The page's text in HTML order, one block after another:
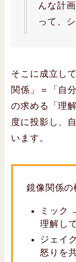
んな計
って、
そこに成立し
関係」＝「自
の求める「理
度に投影し、
います。
鏡像関係の
ミック
理解し
ジェイ
怒りを